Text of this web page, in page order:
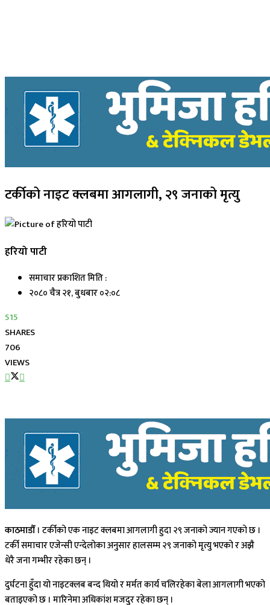
टर्कीको नाइट क्लबमा आगलागी, २९ जनाको मृत्यु
हरियो पाटी
समाचार प्रकाशित मिति :
२०८० चैत्र २१, बुधबार ०२:०८
515
SHARES
706
VIEWS
काठमाडौँ। टर्कीको एक नाइट क्लबमा आगलागी हुदा २९ जनाको ज्यान गएको छ ।
टर्की समाचार एजेन्सी एन्देलोका अनुसार हालसम्म २९ जनाको मृत्यु भएको र अझै
धेरै जना गम्भीर रहेका छन् ।
दुर्घटना हुँदा यो नाइटक्लब बन्द थियो र मर्मत कार्य चलिरहेका बेला आगलागी भएको
बताइएको छ । मारिनेमा अधिकांश मजदुर रहेका छन् ।